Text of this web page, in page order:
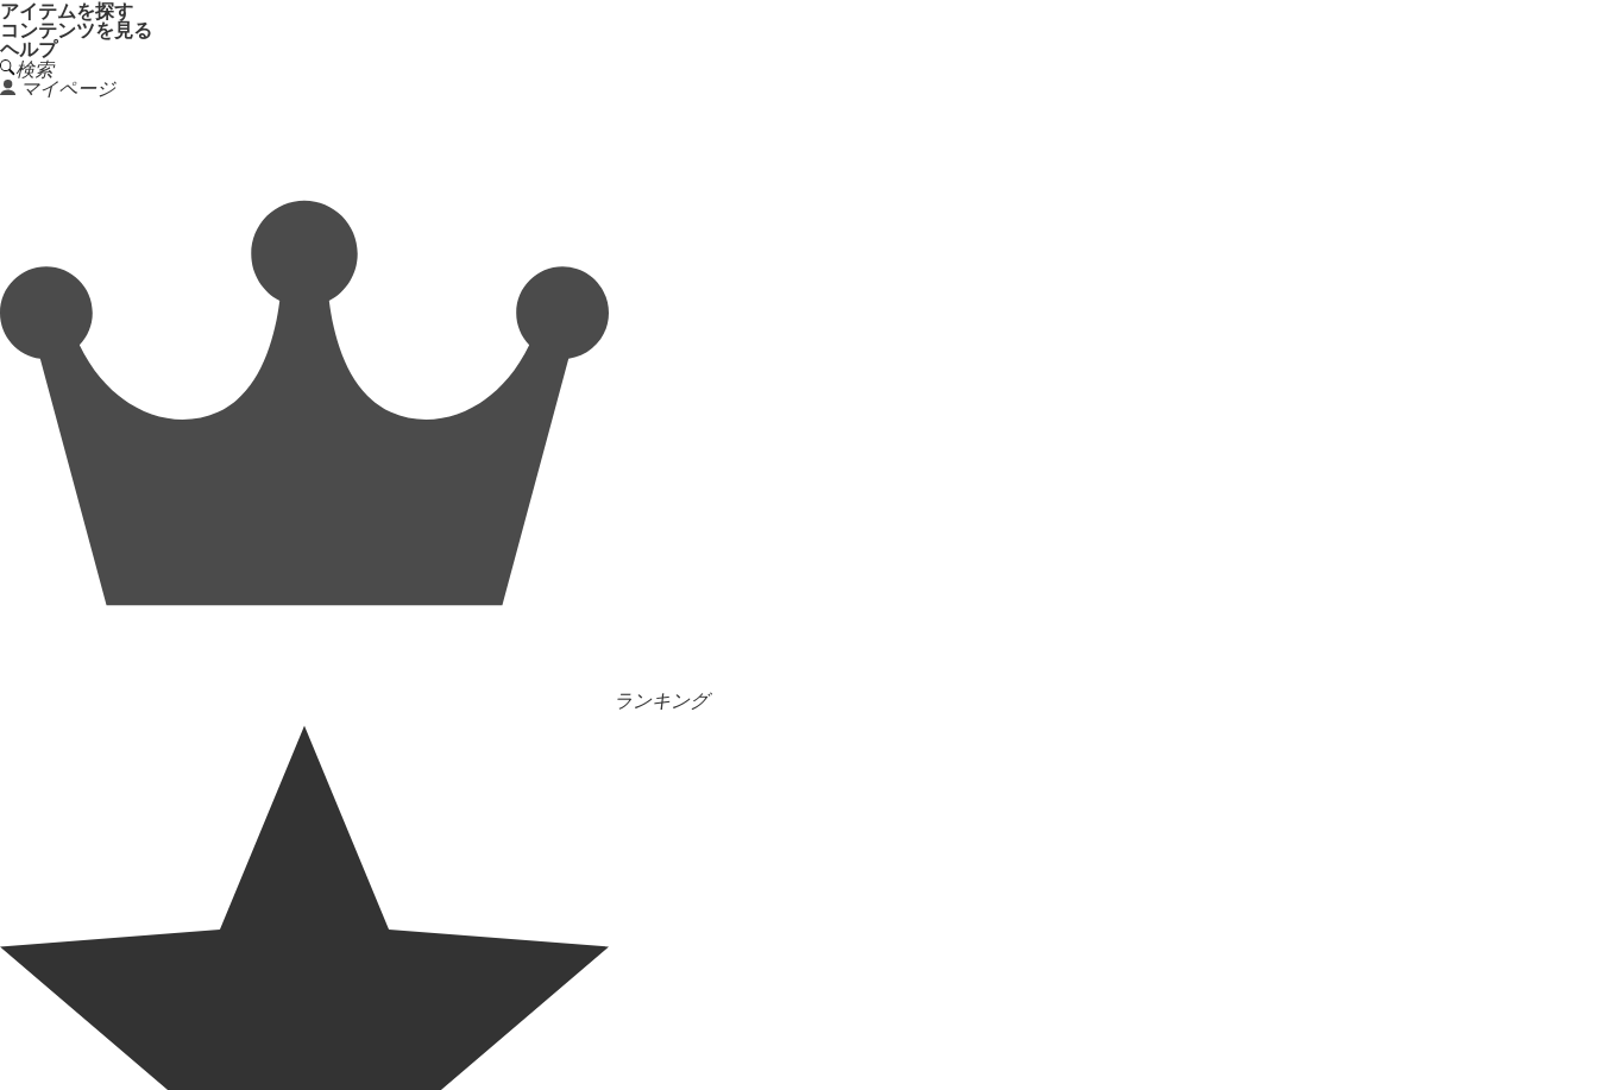
アイテムを探す
コンテンツを見る
ヘルプ
検索
マイページ
ランキング